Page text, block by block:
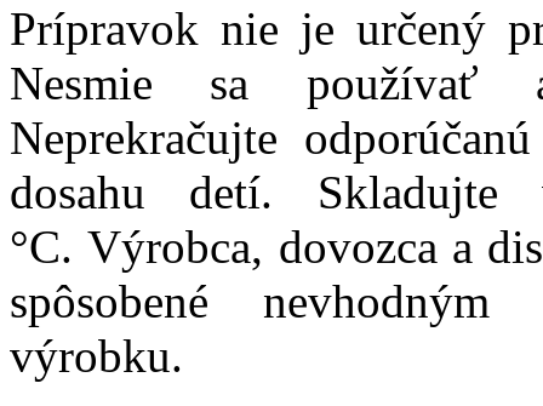
Prípravok nie je určený
Nesmie sa používať
Neprekračujte
dosahu detí.
°C. Výrobca, dovozca a
spôsobené
výrobku.